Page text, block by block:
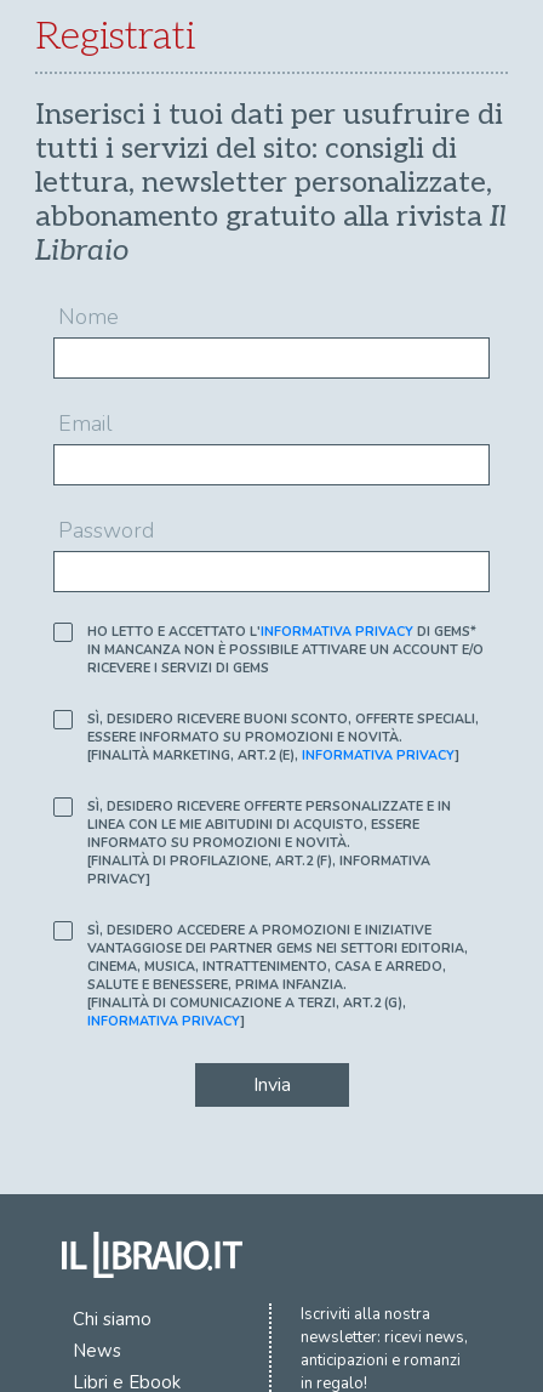
Registrati
Inserisci i tuoi dati per usufruire di
tutti i servizi del sito: consigli di
lettura, newsletter personalizzate,
abbonamento gratuito alla rivista Il
Libraio
Nome
Email
Password
HO LETTO E ACCETTATO L'INFORMATIVA PRIVACY DI GEMS*
IN MANCANZA NON È POSSIBILE ATTIVARE UN ACCOUNT E/O
RICEVERE I SERVIZI DI GEMS
SÌ, DESIDERO RICEVERE BUONI SCONTO, OFFERTE SPECIALI,
ESSERE INFORMATO SU PROMOZIONI E NOVITÀ.
[FINALITÀ MARKETING, ART.2 (E), INFORMATIVA PRIVACY]
SÌ, DESIDERO RICEVERE OFFERTE PERSONALIZZATE E IN
LINEA CON LE MIE ABITUDINI DI ACQUISTO, ESSERE
INFORMATO SU PROMOZIONI E NOVITÀ.
[FINALITÀ DI PROFILAZIONE, ART.2 (F), INFORMATIVA
PRIVACY]
SÌ, DESIDERO ACCEDERE A PROMOZIONI E INIZIATIVE
VANTAGGIOSE DEI PARTNER GEMS NEI SETTORI EDITORIA,
CINEMA, MUSICA, INTRATTENIMENTO, CASA E ARREDO,
SALUTE E BENESSERE, PRIMA INFANZIA.
[FINALITÀ DI COMUNICAZIONE A TERZI, ART.2 (G),
INFORMATIVA PRIVACY]
Invia
Chi siamo
News
Libri e Ebook
Iscriviti alla nostra
newsletter: ricevi news,
anticipazioni e romanzi
in regalo!